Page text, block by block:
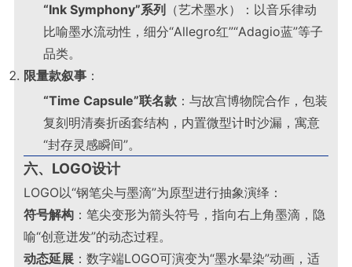
“Ink Symphony”系列 （艺术墨水）：以音乐律动
比喻墨水流动性，细分“Allegro红”“Adagio蓝”等子
品类。
限量款叙事 ：
“Time Capsule”联名款 ：与故宫博物院合作，包装
复刻明清奏折函套结构，内置微型计时沙漏，寓意
“封存灵感瞬间”。
六、LOGO设计
LOGO以“钢笔尖与墨滴”为原型进行抽象演绎：
符号解构 ：笔尖变形为箭头符号，指向右上角墨滴，隐
喻“创意迸发”的动态过程。
动态延展 ：数字端LOGO可演变为“墨水晕染”动画，适